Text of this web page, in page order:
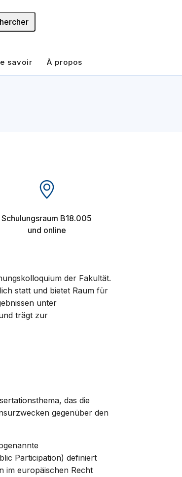
savoir À propos
Schulungsraum B18.005
und online
der Fakultät.
statt und bietet Raum für
unter
trägt zur
das die
gegenüber den
Participation) definiert
im europäischen Recht